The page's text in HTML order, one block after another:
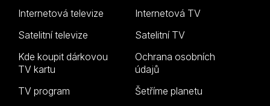
Internetová televize
Satelitní televize
Kde koupit dárkovou
TV kartu
TV program
Internetová TV
Satelitní TV
Ochrana osobních
údajů
Šetříme planetu